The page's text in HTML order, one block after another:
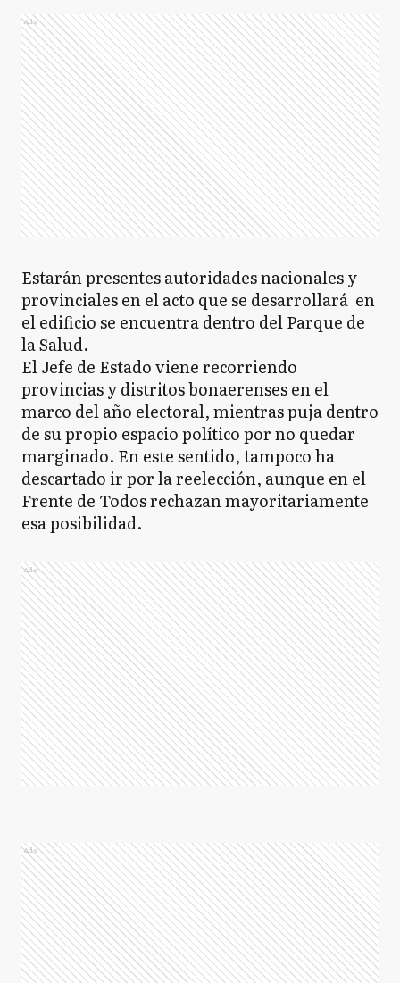
Ads
Estarán presentes autoridades nacionales y
provinciales en el acto que se desarrollará en
el edificio se encuentra dentro del Parque de
la Salud.
El Jefe de Estado viene recorriendo
provincias y distritos bonaerenses en el
marco del año electoral, mientras puja dentro
de su propio espacio político por no quedar
marginado. En este sentido, tampoco ha
descartado ir por la reelección, aunque en el
Frente de Todos rechazan mayoritariamente
esa posibilidad.
Ads
Ads